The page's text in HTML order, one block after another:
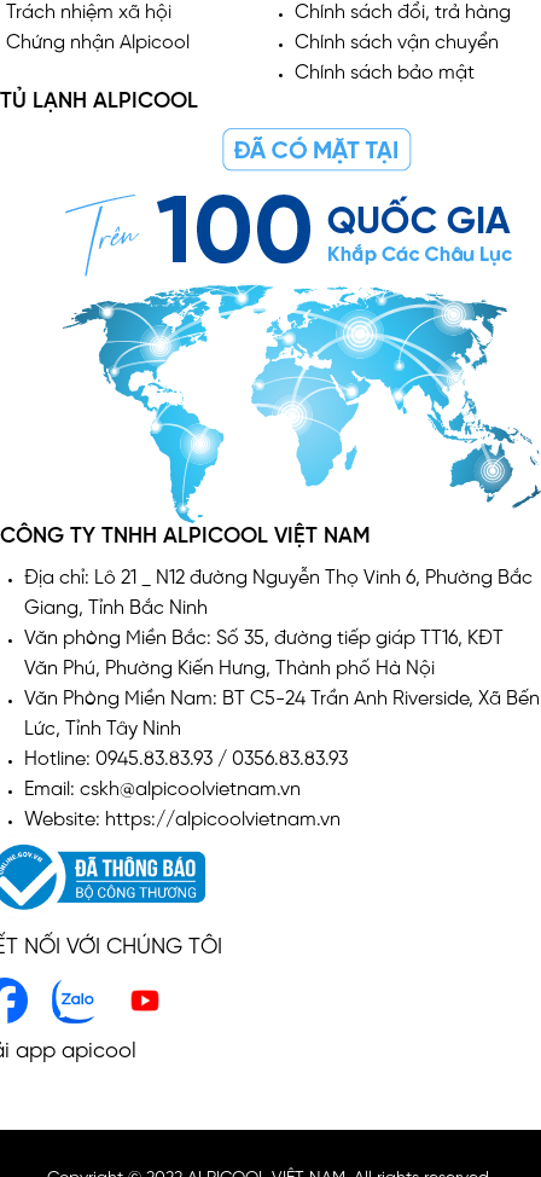
Trách nhiệm xã hội
Chứng nhận Alpicool
Chính sách đổi, trả hàng
Chính sách vận chuyển
Chính sách bảo mật
TỦ LẠNH ALPICOOL
CÔNG TY TNHH ALPICOOL VIỆT NAM
Địa chỉ: Lô 21 _ N12 đường Nguyễn Thọ Vinh 6, Phường Bắc
Giang, Tỉnh Bắc Ninh
Văn phòng Miền Bắc: Số 35, đường tiếp giáp TT16, KĐT
Văn Phú, Phường Kiến Hưng, Thành phố Hà Nội
Văn Phòng Miền Nam: BT C5-24 Trần Anh Riverside, Xã Bến
Lức, Tỉnh Tây Ninh
Hotline: 0945.83.83.93 / 0356.83.83.93
Email: cskh@alpicoolvietnam.vn
Website: https://alpicoolvietnam.vn
NỐI VỚI CHÚNG TÔI
app apicool